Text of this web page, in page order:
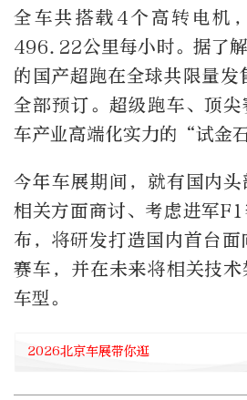
全车共搭载4个高转电机
496.22公里每小时。据了
的国产超跑在全球共限量
全部预订。超级跑车、顶
车产业高端化实力的“试金
今年车展期间，就有国内
相关方面商讨、考虑进军
布，将研发打造国内首台
赛车，并在未来将相关技
车型。
2026北京车展带你逛